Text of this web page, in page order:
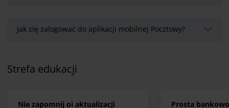
Jak się zalogować do aplikacji mobilnej Pocztowy?
Strefa edukacji
Nie zapomnij oi aktualizacji
Prosta